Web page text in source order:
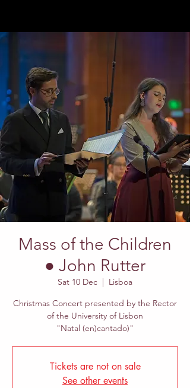
Mass of the Children
● John Rutter
Sat 10 Dec
  |
Lisboa
Christmas Concert presented by the Rector
of the University of Lisbon
"Natal (en)cantado)"
Tickets are not on sale
See other events